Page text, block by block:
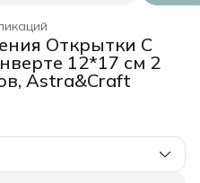
›
›
Открытки С
12*17 см 2
Astra&Craft